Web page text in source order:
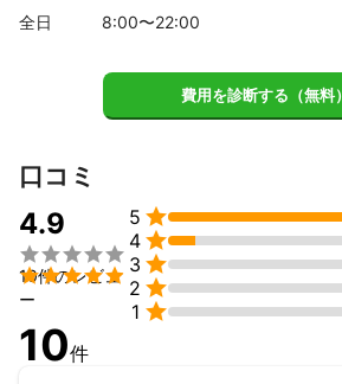
全日 8:00〜22:00
費用を診断する（無料）
口コミ
4.9


10件のレビュ
ー
5 
4 
3 
2 
1 
10件